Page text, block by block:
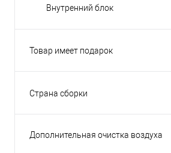
на 6-ть комнат
Внутренний блок
Товар имеет подарок
Страна сборки
Дополнительная очистка воздуха